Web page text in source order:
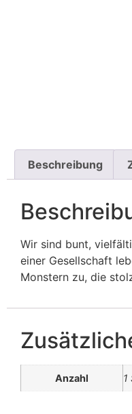
Beschreibung
Wir sind bunt,
einer Gesellschaft
Monstern zu, die
Anzahl 1